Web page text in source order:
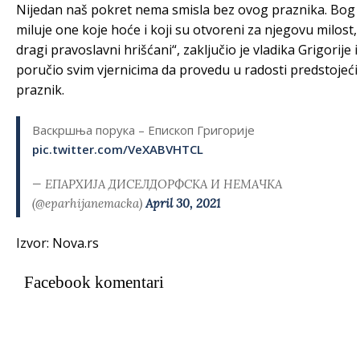
Nijedan naš pokret nema smisla bez ovog praznika. Bog
miluje one koje hoće i koji su otvoreni za njegovu milost,
dragi pravoslavni hrišćani“, zaključio je vladika Grigorije i
poručio svim vjernicima da provedu u radosti predstojeći
praznik.
Васкршња порука – Епископ Григорије
pic.twitter.com/VeXABVHTCL
— ЕПАРХИЈА ДИСЕЛДОРФСКА И НЕМАЧКА
(@eparhijanemacka)April 30, 2021
Izvor: Nova.rs
Facebook komentari